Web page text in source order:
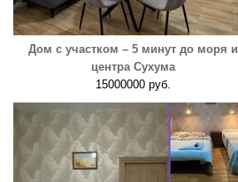
Дом с участком – 5 минут до моря и
центра Сухума
15000000 руб.